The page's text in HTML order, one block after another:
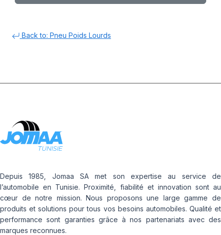
Back to: Pneu Poids Lourds
Depuis 1985, Jomaa SA met son expertise au service de
l’automobile en Tunisie. Proximité, fiabilité et innovation sont au
cœur de notre mission. Nous proposons une large gamme de
produits et solutions pour tous vos besoins automobiles. Qualité et
performance sont garanties grâce à nos partenariats avec des
marques reconnues.